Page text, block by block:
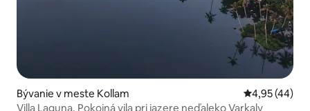
Bývanie v meste Kollam Priemerné
4,95 (44)
Villa Laguna. Pokojná vila pri jazere neďaleko Varkaly